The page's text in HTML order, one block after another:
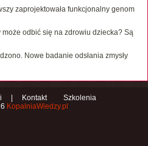
zaprojektowała funkcjonalny genom
odbić się na zdrowiu dziecka? Są
Nowe badanie odsłania zmysły
Kontakt
Szkolenia
KopalniaWiedzy.pl